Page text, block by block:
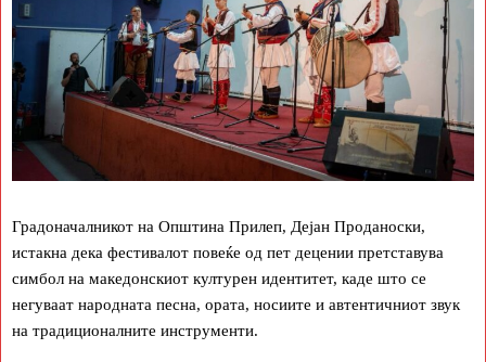
Градоначалникот на Општина Прилеп, Дејан Проданоски,
истакна дека фестивалот повеќе од пет децении претставува
симбол на македонскиот културен идентитет, каде што се
негуваат народната песна, ората, носиите и автентичниот звук
на традиционалните инструменти.